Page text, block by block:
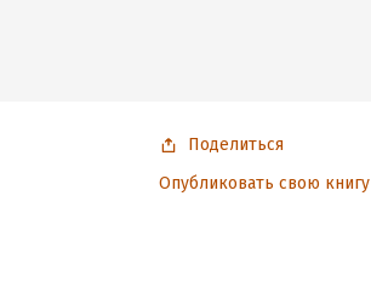
Поделиться
Опубликовать свою книгу